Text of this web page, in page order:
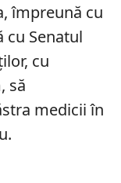
împreună cu
cu Senatul
cu
să
medicii în